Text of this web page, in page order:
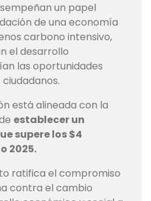
un papel
de una economía
carbono intensivo,
el desarrollo
las oportunidades
está alineada con la
establecer un
supere los $4
2025.
ratifica el compromiso
contra el cambio